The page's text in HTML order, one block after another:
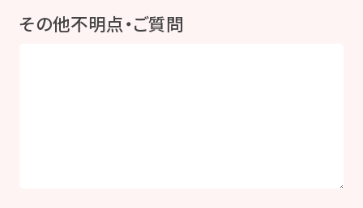
その他不明点・ご質問